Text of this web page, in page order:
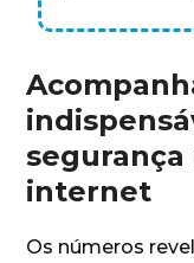
segurança
internet
Os números